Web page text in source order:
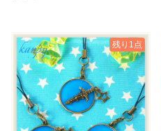
残り1点